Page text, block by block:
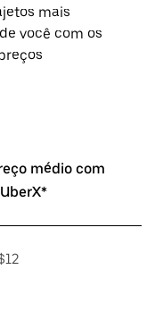
mais
você com os
médio com